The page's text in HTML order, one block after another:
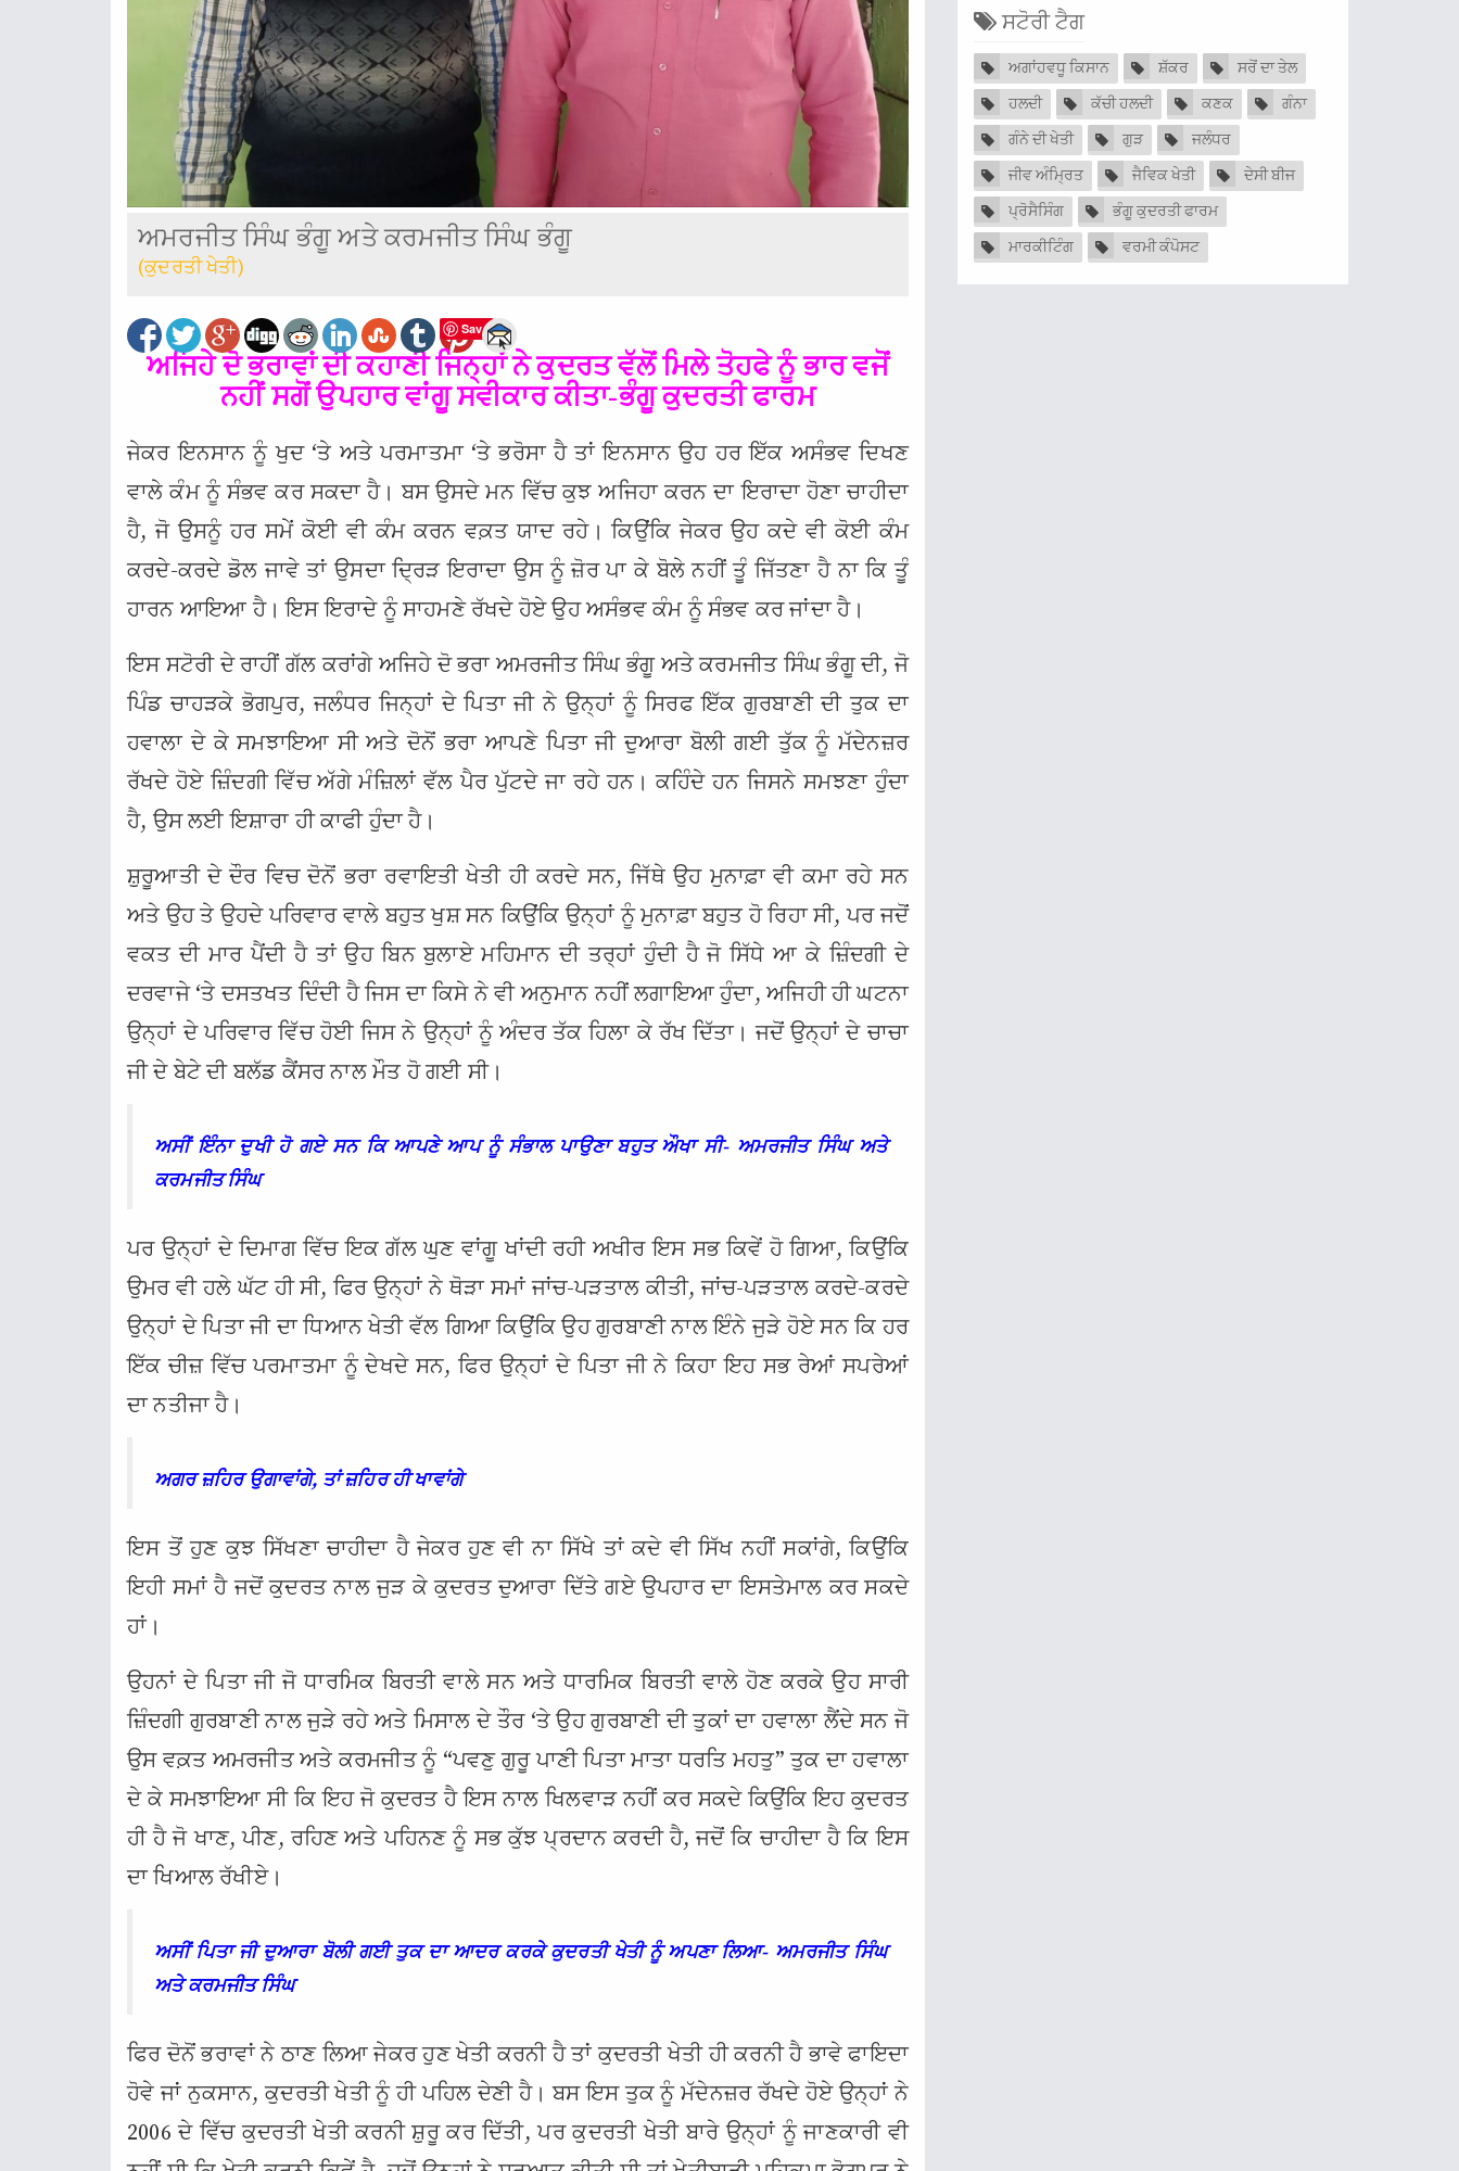
ਅਮਰਜੀਤ ਸਿੰਘ ਭੰਗੂ ਅਤੇ ਕਰਮਜੀਤ ਸਿੰਘ ਭੰਗੂ
(ਕੁਦਰਤੀ ਖੇਤੀ)
Save
ਅਜਿਹੇ ਦੋ ਭਰਾਵਾਂ ਦੀ ਕਹਾਣੀ ਜਿਨ੍ਹਾਂ ਨੇ ਕੁਦਰਤ ਵੱਲੋਂ ਮਿਲੇ ਤੋਹਫੇ ਨੂੰ ਭਾਰ ਵਜੋਂ
ਨਹੀਂ ਸਗੋਂ ਉਪਹਾਰ ਵਾਂਗੂ ਸਵੀਕਾਰ ਕੀਤਾ-ਭੰਗੂ ਕੁਦਰਤੀ ਫਾਰਮ
ਜੇਕਰ ਇਨਸਾਨ ਨੂੰ ਖੁਦ ‘ਤੇ ਅਤੇ ਪਰਮਾਤਮਾ ‘ਤੇ ਭਰੋਸਾ ਹੈ ਤਾਂ ਇਨਸਾਨ ਉਹ ਹਰ ਇੱਕ ਅਸੰਭਵ ਦਿਖਣ
ਵਾਲੇ ਕੰਮ ਨੂੰ ਸੰਭਵ ਕਰ ਸਕਦਾ ਹੈ। ਬਸ ਉਸਦੇ ਮਨ ਵਿੱਚ ਕੁਝ ਅਜਿਹਾ ਕਰਨ ਦਾ ਇਰਾਦਾ ਹੋਣਾ ਚਾਹੀਦਾ
ਹੈ, ਜੋ ਉਸਨੂੰ ਹਰ ਸਮੇਂ ਕੋਈ ਵੀ ਕੰਮ ਕਰਨ ਵਕ਼ਤ ਯਾਦ ਰਹੇ। ਕਿਉਂਕਿ ਜੇਕਰ ਉਹ ਕਦੇ ਵੀ ਕੋਈ ਕੰਮ
ਕਰਦੇ-ਕਰਦੇ ਡੋਲ ਜਾਵੇ ਤਾਂ ਉਸਦਾ ਦ੍ਰਿੜ ਇਰਾਦਾ ਉਸ ਨੂੰ ਜ਼ੋਰ ਪਾ ਕੇ ਬੋਲੇ ਨਹੀਂ ਤੂੰ ਜਿੱਤਣਾ ਹੈ ਨਾ ਕਿ ਤੂੰ
ਹਾਰਨ ਆਇਆ ਹੈ। ਇਸ ਇਰਾਦੇ ਨੂੰ ਸਾਹਮਣੇ ਰੱਖਦੇ ਹੋਏ ਉਹ ਅਸੰਭਵ ਕੰਮ ਨੂੰ ਸੰਭਵ ਕਰ ਜਾਂਦਾ ਹੈ।
ਇਸ ਸਟੋਰੀ ਦੇ ਰਾਹੀਂ ਗੱਲ ਕਰਾਂਗੇ ਅਜਿਹੇ ਦੋ ਭਰਾ ਅਮਰਜੀਤ ਸਿੰਘ ਭੰਗੂ ਅਤੇ ਕਰਮਜੀਤ ਸਿੰਘ ਭੰਗੂ ਦੀ, ਜੋ
ਪਿੰਡ ਚਾਹੜਕੇ ਭੋਗਪੁਰ, ਜਲੰਧਰ ਜਿਨ੍ਹਾਂ ਦੇ ਪਿਤਾ ਜੀ ਨੇ ਉਨ੍ਹਾਂ ਨੂੰ ਸਿਰਫ ਇੱਕ ਗੁਰਬਾਣੀ ਦੀ ਤੁਕ ਦਾ
ਹਵਾਲਾ ਦੇ ਕੇ ਸਮਝਾਇਆ ਸੀ ਅਤੇ ਦੋਨੋਂ ਭਰਾ ਆਪਣੇ ਪਿਤਾ ਜੀ ਦੁਆਰਾ ਬੋਲੀ ਗਈ ਤੁੱਕ ਨੂੰ ਮੱਦੇਨਜ਼ਰ
ਰੱਖਦੇ ਹੋਏ ਜ਼ਿੰਦਗੀ ਵਿੱਚ ਅੱਗੇ ਮੰਜ਼ਿਲਾਂ ਵੱਲ ਪੈਰ ਪੁੱਟਦੇ ਜਾ ਰਹੇ ਹਨ। ਕਹਿੰਦੇ ਹਨ ਜਿਸਨੇ ਸਮਝਣਾ ਹੁੰਦਾ
ਹੈ, ਉਸ ਲਈ ਇਸ਼ਾਰਾ ਹੀ ਕਾਫੀ ਹੁੰਦਾ ਹੈ।
ਸ਼ੁਰੂਆਤੀ ਦੇ ਦੌਰ ਵਿਚ ਦੋਨੋਂ ਭਰਾ ਰਵਾਇਤੀ ਖੇਤੀ ਹੀ ਕਰਦੇ ਸਨ, ਜਿੱਥੇ ਉਹ ਮੁਨਾਫ਼ਾ ਵੀ ਕਮਾ ਰਹੇ ਸਨ
ਅਤੇ ਉਹ ਤੇ ਉਹਦੇ ਪਰਿਵਾਰ ਵਾਲੇ ਬਹੁਤ ਖੁਸ਼ ਸਨ ਕਿਉਂਕਿ ਉਨ੍ਹਾਂ ਨੂੰ ਮੁਨਾਫ਼ਾ ਬਹੁਤ ਹੋ ਰਿਹਾ ਸੀ, ਪਰ ਜਦੋਂ
ਵਕਤ ਦੀ ਮਾਰ ਪੈਂਦੀ ਹੈ ਤਾਂ ਉਹ ਬਿਨ ਬੁਲਾਏ ਮਹਿਮਾਨ ਦੀ ਤਰ੍ਹਾਂ ਹੁੰਦੀ ਹੈ ਜੋ ਸਿੱਧੇ ਆ ਕੇ ਜ਼ਿੰਦਗੀ ਦੇ
ਦਰਵਾਜੇ ‘ਤੇ ਦਸਤਖਤ ਦਿੰਦੀ ਹੈ ਜਿਸ ਦਾ ਕਿਸੇ ਨੇ ਵੀ ਅਨੁਮਾਨ ਨਹੀਂ ਲਗਾਇਆ ਹੁੰਦਾ, ਅਜਿਹੀ ਹੀ ਘਟਨਾ
ਉਨ੍ਹਾਂ ਦੇ ਪਰਿਵਾਰ ਵਿੱਚ ਹੋਈ ਜਿਸ ਨੇ ਉਨ੍ਹਾਂ ਨੂੰ ਅੰਦਰ ਤੱਕ ਹਿਲਾ ਕੇ ਰੱਖ ਦਿੱਤਾ। ਜਦੋਂ ਉਨ੍ਹਾਂ ਦੇ ਚਾਚਾ
ਜੀ ਦੇ ਬੇਟੇ ਦੀ ਬਲੱਡ ਕੈਂਸਰ ਨਾਲ ਮੌਤ ਹੋ ਗਈ ਸੀ।
ਅਸੀਂ ਇੰਨਾ ਦੁਖੀ ਹੋ ਗਏ ਸਨ ਕਿ ਆਪਣੇ ਆਪ ਨੂੰ ਸੰਭਾਲ ਪਾਉਣਾ ਬਹੁਤ ਔਖਾ ਸੀ- ਅਮਰਜੀਤ ਸਿੰਘ ਅਤੇ
ਕਰਮਜੀਤ ਸਿੰਘ
ਪਰ ਉਨ੍ਹਾਂ ਦੇ ਦਿਮਾਗ ਵਿੱਚ ਇਕ ਗੱਲ ਘੁਣ ਵਾਂਗੂ ਖਾਂਦੀ ਰਹੀ ਅਖੀਰ ਇਸ ਸਭ ਕਿਵੇਂ ਹੋ ਗਿਆ, ਕਿਉਂਕਿ
ਉਮਰ ਵੀ ਹਲੇ ਘੱਟ ਹੀ ਸੀ, ਫਿਰ ਉਨ੍ਹਾਂ ਨੇ ਥੋੜਾ ਸਮਾਂ ਜਾਂਚ-ਪੜਤਾਲ ਕੀਤੀ, ਜਾਂਚ-ਪੜਤਾਲ ਕਰਦੇ-ਕਰਦੇ
ਉਨ੍ਹਾਂ ਦੇ ਪਿਤਾ ਜੀ ਦਾ ਧਿਆਨ ਖੇਤੀ ਵੱਲ ਗਿਆ ਕਿਉਂਕਿ ਉਹ ਗੁਰਬਾਣੀ ਨਾਲ ਇੰਨੇ ਜੁੜੇ ਹੋਏ ਸਨ ਕਿ ਹਰ
ਇੱਕ ਚੀਜ਼ ਵਿੱਚ ਪਰਮਾਤਮਾ ਨੂੰ ਦੇਖਦੇ ਸਨ, ਫਿਰ ਉਨ੍ਹਾਂ ਦੇ ਪਿਤਾ ਜੀ ਨੇ ਕਿਹਾ ਇਹ ਸਭ ਰੇਆਂ ਸਪਰੇਆਂ
ਦਾ ਨਤੀਜਾ ਹੈ।
ਅਗਰ ਜ਼ਹਿਰ ਉਗਾਵਾਂਗੇ, ਤਾਂ ਜ਼ਹਿਰ ਹੀ ਖਾਵਾਂਗੇ
ਇਸ ਤੋਂ ਹੁਣ ਕੁਝ ਸਿੱਖਣਾ ਚਾਹੀਦਾ ਹੈ ਜੇਕਰ ਹੁਣ ਵੀ ਨਾ ਸਿੱਖੇ ਤਾਂ ਕਦੇ ਵੀ ਸਿੱਖ ਨਹੀਂ ਸਕਾਂਗੇ, ਕਿਉਂਕਿ
ਇਹੀ ਸਮਾਂ ਹੈ ਜਦੋਂ ਕੁਦਰਤ ਨਾਲ ਜੁੜ ਕੇ ਕੁਦਰਤ ਦੁਆਰਾ ਦਿੱਤੇ ਗਏ ਉਪਹਾਰ ਦਾ ਇਸਤੇਮਾਲ ਕਰ ਸਕਦੇ
ਹਾਂ।
ਉਹਨਾਂ ਦੇ ਪਿਤਾ ਜੀ ਜੋ ਧਾਰਮਿਕ ਬਿਰਤੀ ਵਾਲੇ ਸਨ ਅਤੇ ਧਾਰਮਿਕ ਬਿਰਤੀ ਵਾਲੇ ਹੋਣ ਕਰਕੇ ਉਹ ਸਾਰੀ
ਜ਼ਿੰਦਗੀ ਗੁਰਬਾਣੀ ਨਾਲ ਜੁੜੇ ਰਹੇ ਅਤੇ ਮਿਸਾਲ ਦੇ ਤੌਰ ‘ਤੇ ਉਹ ਗੁਰਬਾਣੀ ਦੀ ਤੁਕਾਂ ਦਾ ਹਵਾਲਾ ਲੈਂਦੇ ਸਨ ਜੋ
ਉਸ ਵਕ਼ਤ ਅਮਰਜੀਤ ਅਤੇ ਕਰਮਜੀਤ ਨੂੰ “ਪਵਣੁ ਗੁਰੂ ਪਾਣੀ ਪਿਤਾ ਮਾਤਾ ਧਰਤਿ ਮਹਤੁ” ਤੁਕ ਦਾ ਹਵਾਲਾ
ਦੇ ਕੇ ਸਮਝਾਇਆ ਸੀ ਕਿ ਇਹ ਜੋ ਕੁਦਰਤ ਹੈ ਇਸ ਨਾਲ ਖਿਲਵਾੜ ਨਹੀਂ ਕਰ ਸਕਦੇ ਕਿਉਂਕਿ ਇਹ ਕੁਦਰਤ
ਹੀ ਹੈ ਜੋ ਖਾਣ, ਪੀਣ, ਰਹਿਣ ਅਤੇ ਪਹਿਨਣ ਨੂੰ ਸਭ ਕੁੱਝ ਪ੍ਰਦਾਨ ਕਰਦੀ ਹੈ, ਜਦੋਂ ਕਿ ਚਾਹੀਦਾ ਹੈ ਕਿ ਇਸ
ਦਾ ਖਿਆਲ ਰੱਖੀਏ।
ਅਸੀਂ ਪਿਤਾ ਜੀ ਦੁਆਰਾ ਬੋਲੀ ਗਈ ਤੁਕ ਦਾ ਆਦਰ ਕਰਕੇ ਕੁਦਰਤੀ ਖੇਤੀ ਨੂੰ ਅਪਣਾ ਲਿਆ- ਅਮਰਜੀਤ ਸਿੰਘ
ਅਤੇ ਕਰਮਜੀਤ ਸਿੰਘ
ਫਿਰ ਦੋਨੋਂ ਭਰਾਵਾਂ ਨੇ ਠਾਣ ਲਿਆ ਜੇਕਰ ਹੁਣ ਖੇਤੀ ਕਰਨੀ ਹੈ ਤਾਂ ਕੁਦਰਤੀ ਖੇਤੀ ਹੀ ਕਰਨੀ ਹੈ ਭਾਵੇ ਫਾਇਦਾ
ਹੋਵੇ ਜਾਂ ਨੁਕਸਾਨ, ਕੁਦਰਤੀ ਖੇਤੀ ਨੂੰ ਹੀ ਪਹਿਲ ਦੇਣੀ ਹੈ। ਬਸ ਇਸ ਤੁਕ ਨੂੰ ਮੱਦੇਨਜ਼ਰ ਰੱਖਦੇ ਹੋਏ ਉਨ੍ਹਾਂ ਨੇ
2006 ਦੇ ਵਿੱਚ ਕੁਦਰਤੀ ਖੇਤੀ ਕਰਨੀ ਸ਼ੁਰੂ ਕਰ ਦਿੱਤੀ, ਪਰ ਕੁਦਰਤੀ ਖੇਤੀ ਬਾਰੇ ਉਨ੍ਹਾਂ ਨੂੰ ਜਾਣਕਾਰੀ ਵੀ
ਸਟੋਰੀ ਟੈਗ
ਅਗਾਂਹਵਧੂ ਕਿਸਾਨ ਸ਼ੱਕਰ
ਸਰੋਂ ਦਾ ਤੇਲ
ਹਲਦੀ
ਕੱਚੀ ਹਲਦੀ ਕਣਕ
ਗੰਨਾ
ਗੰਨੇ ਦੀ ਖੇਤੀ
ਗੁੜ
ਜਲੰਧਰ
ਜੀਵ ਅੰਮ੍ਰਿਤ
ਜੈਵਿਕ ਖੇਤੀ
ਦੇਸੀ ਬੀਜ
ਪ੍ਰੋਸੈਸਿੰਗ
ਭੰਗੂ ਕੁਦਰਤੀ ਫਾਰਮ
ਮਾਰਕੀਟਿੰਗ
ਵਰਮੀ ਕੰਪੋਸਟ